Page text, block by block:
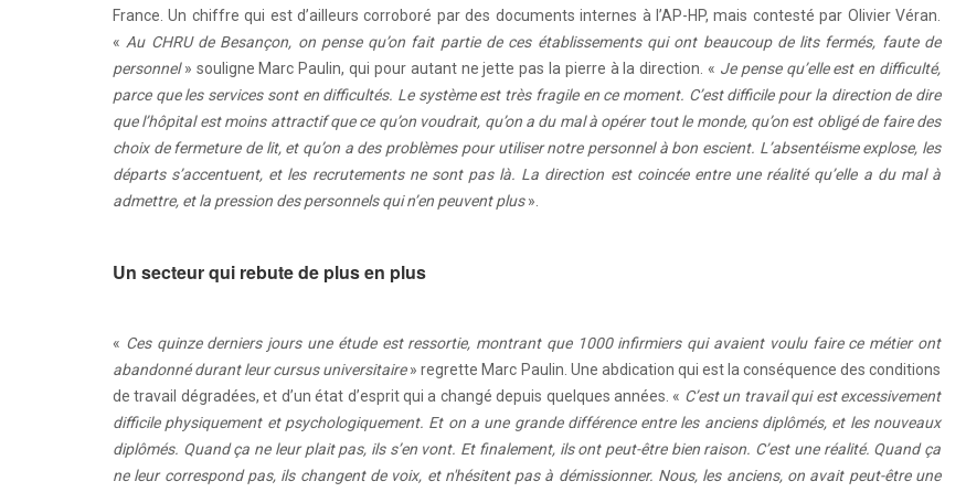
France. Un chiffre qui est d’ailleurs corroboré par des documents internes à l’AP-HP, mais contesté par Olivier Véran.
« Au CHRU de Besançon, on pense qu’on fait partie de ces établissements qui ont beaucoup de lits fermés, faute de
personnel» souligne Marc Paulin, qui pour autant ne jette pas la pierre à la direction. « Je pense qu’elle est en difficulté,
parce que les services sont en difficultés. Le système est très fragile en ce moment. C’est difficile pour la direction de dire
que l’hôpital est moins attractif que ce qu’on voudrait, qu’on a du mal à opérer tout le monde, qu’on est obligé de faire des
choix de fermeture de lit, et qu’on a des problèmes pour utiliser notre personnel à bon escient. L’absentéisme explose, les
départs s’accentuent, et les recrutements ne sont pas là. La direction est coincée entre une réalité qu’elle a du mal à
admettre, et la pression des personnels qui n’en peuvent plus».
Un secteur qui rebute de plus en plus
« Ces quinze derniers jours une étude est ressortie, montrant que 1000 infirmiers qui avaient voulu faire ce métier ont
abandonné durant leur cursus universitaire» regrette Marc Paulin. Une abdication qui est la conséquence des conditions
de travail dégradées, et d’un état d’esprit qui a changé depuis quelques années. « C’est un travail qui est excessivement
difficile physiquement et psychologiquement. Et on a une grande différence entre les anciens diplômés, et les nouveaux
diplômés. Quand ça ne leur plait pas, ils s’en vont. Et finalement, ils ont peut-être bien raison. C’est une réalité. Quand ça
ne leur correspond pas, ils changent de voix, et n'hésitent pas à démissionner. Nous, les anciens, on avait peut-être une